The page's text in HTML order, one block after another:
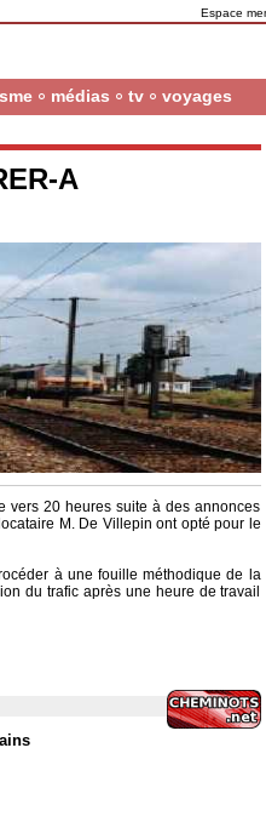
Espace
médias tv voyages
A
vers 20 heures suite à des annonces
M. De Villepin ont opté pour le
à une fouille méthodique de la
du trafic après une heure de travail